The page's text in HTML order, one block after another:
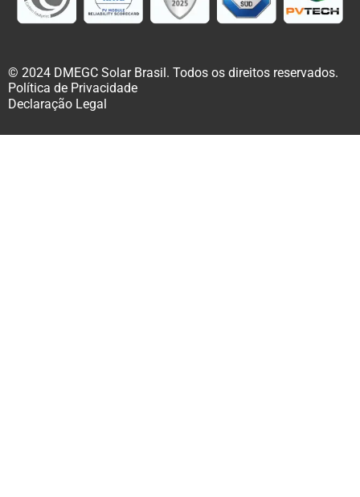
© 2024 DMEGC Solar Brasil. Todos os direitos reservados.
Política de Privacidade
Declaração Legal